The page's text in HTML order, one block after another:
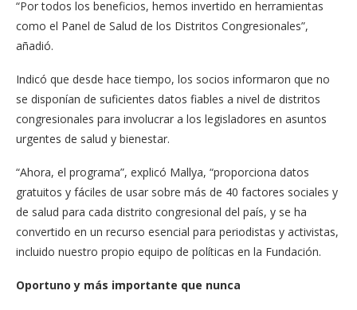
“Por todos los beneficios, hemos invertido en herramientas
como el Panel de Salud de los Distritos Congresionales”,
añadió.
Indicó que desde hace tiempo, los socios informaron que no
se disponían de suficientes datos fiables a nivel de distritos
congresionales para involucrar a los legisladores en asuntos
urgentes de salud y bienestar.
“Ahora, el programa”, explicó Mallya, “proporciona datos
gratuitos y fáciles de usar sobre más de 40 factores sociales y
de salud para cada distrito congresional del país, y se ha
convertido en un recurso esencial para periodistas y activistas,
incluido nuestro propio equipo de políticas en la Fundación.
Oportuno y más importante que nunca